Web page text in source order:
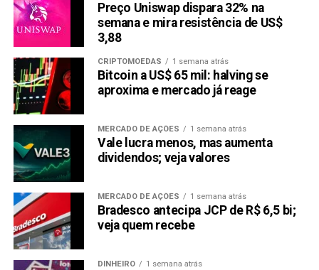
Imagem: (Bonk) Reprodução Plataforma X
Bonké a Memecoins mais recente em nossa lista, tendo
sido lançada há apenas um ano. Atualmente, está cotada a
$0,00001056. Embora o Bonk tenha experimentado uma
queda de -69,47% desde seu pico anterior, ainda
conseguiu alcançar um crescimento impressionante de
11.250% desde seu lançamento. Isso mostra o potencial
de crescimento rápido em um período relativamente curto.
Preço Uniswap dispara 32% na
semana e mira resistência de US$
3,88
CRIPTOMOEDAS 1 semana atrás
Bitcoin a US$ 65 mil: halving se
aproxima e mercado já reage
MERCADO DE AÇÕES 1 semana atrás
Vale lucra menos, mas aumenta
dividendos; veja valores
MERCADO DE AÇÕES 1 semana atrás
Bradesco antecipa JCP de R$ 6,5 bi;
veja quem recebe
DINHEIRO 1 semana atrás